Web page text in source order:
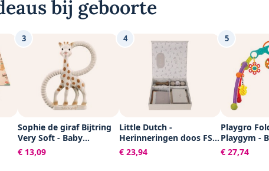
bij geboorte
3
Sophie de giraf Bijtring
Very Soft - Baby
speelgoed -
Kraamcadeau -
€ 13,09
4
Little Dutch -
Herinneringen doos FSC
- Baby Bunny
€ 23,94
5
Playgro
Playgym -
Speelgoed
€ 27,74